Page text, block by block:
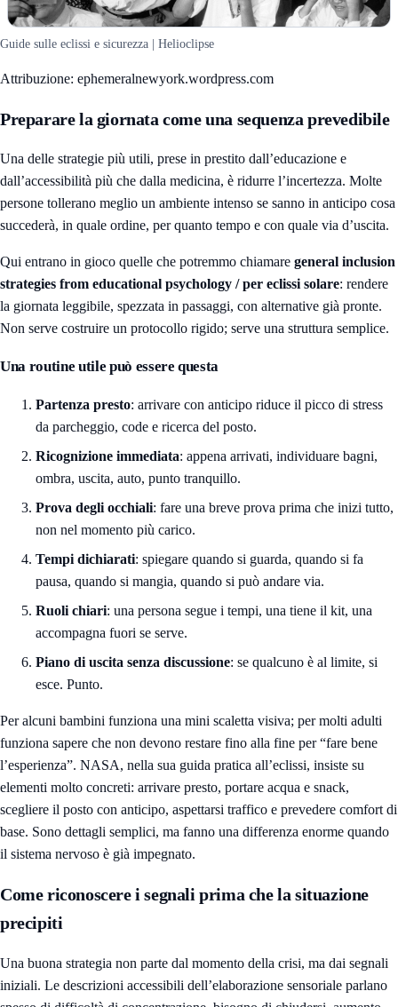
Guide sulle eclissi e sicurezza | Helioclipse
Attribuzione: ephemeralnewyork.wordpress.com
Preparare la giornata come una sequenza prevedibile
Una delle strategie più utili, prese in prestito dall’educazione e
dall’accessibilità più che dalla medicina, è ridurre l’incertezza. Molte
persone tollerano meglio un ambiente intenso se sanno in anticipo cosa
succederà, in quale ordine, per quanto tempo e con quale via d’uscita.
Qui entrano in gioco quelle che potremmo chiamare general inclusion
strategies from educational psychology / per eclissi solare: rendere
la giornata leggibile, spezzata in passaggi, con alternative già pronte.
Non serve costruire un protocollo rigido; serve una struttura semplice.
Una routine utile può essere questa
Partenza presto: arrivare con anticipo riduce il picco di stress
da parcheggio, code e ricerca del posto.
Ricognizione immediata: appena arrivati, individuare bagni,
ombra, uscita, auto, punto tranquillo.
Prova degli occhiali: fare una breve prova prima che inizi tutto,
non nel momento più carico.
Tempi dichiarati: spiegare quando si guarda, quando si fa
pausa, quando si mangia, quando si può andare via.
Ruoli chiari: una persona segue i tempi, una tiene il kit, una
accompagna fuori se serve.
Piano di uscita senza discussione: se qualcuno è al limite, si
esce. Punto.
Per alcuni bambini funziona una mini scaletta visiva; per molti adulti
funziona sapere che non devono restare fino alla fine per “fare bene
l’esperienza”. NASA, nella sua guida pratica all’eclissi, insiste su
elementi molto concreti: arrivare presto, portare acqua e snack,
scegliere il posto con anticipo, aspettarsi traffico e prevedere comfort di
base. Sono dettagli semplici, ma fanno una differenza enorme quando
il sistema nervoso è già impegnato.
Come riconoscere i segnali prima che la situazione
precipiti
Una buona strategia non parte dal momento della crisi, ma dai segnali
iniziali. Le descrizioni accessibili dell’elaborazione sensoriale parlano